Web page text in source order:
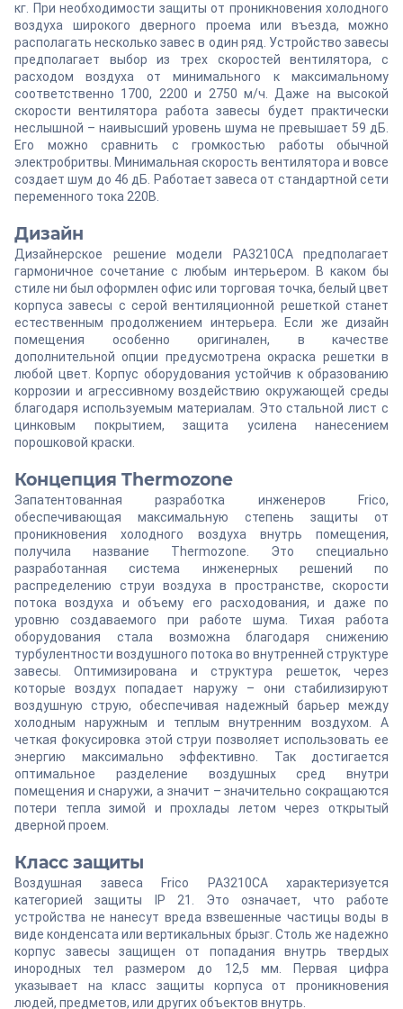
кг. При необходимости защиты от проникновения холодного
воздуха широкого дверного проема или въезда, можно
располагать несколько завес в один ряд. Устройство завесы
предполагает выбор из трех скоростей вентилятора, с
расходом воздуха от минимального к максимальному
соответственно 1700, 2200 и 2750 м/ч. Даже на высокой
скорости вентилятора работа завесы будет практически
неслышной – наивысший уровень шума не превышает 59 дБ.
Его можно сравнить с громкостью работы обычной
электробритвы. Минимальная скорость вентилятора и вовсе
создает шум до 46 дБ. Работает завеса от стандартной сети
переменного тока 220В.
Дизайн
Дизайнерское решение модели PA3210CA предполагает
гармоничное сочетание с любым интерьером. В каком бы
стиле ни был оформлен офис или торговая точка, белый цвет
корпуса завесы с серой вентиляционной решеткой станет
естественным продолжением интерьера. Если же дизайн
помещения особенно оригинален, в качестве
дополнительной опции предусмотрена окраска решетки в
любой цвет. Корпус оборудования устойчив к образованию
коррозии и агрессивному воздействию окружающей среды
благодаря используемым материалам. Это стальной лист с
цинковым покрытием, защита усилена нанесением
порошковой краски.
Концепция Thermozone
Запатентованная разработка инженеров Frico,
обеспечивающая максимальную степень защиты от
проникновения холодного воздуха внутрь помещения,
получила название Thermozone. Это специально
разработанная система инженерных решений по
распределению струи воздуха в пространстве, скорости
потока воздуха и объему его расходования, и даже по
уровню создаваемого при работе шума. Тихая работа
оборудования стала возможна благодаря снижению
турбулентности воздушного потока во внутренней структуре
завесы. Оптимизирована и структура решеток, через
которые воздух попадает наружу – они стабилизируют
воздушную струю, обеспечивая надежный барьер между
холодным наружным и теплым внутренним воздухом. А
четкая фокусировка этой струи позволяет использовать ее
энергию максимально эффективно. Так достигается
оптимальное разделение воздушных сред внутри
помещения и снаружи, а значит – значительно сокращаются
потери тепла зимой и прохлады летом через открытый
дверной проем.
Класс защиты
Воздушная завеса Frico PA3210CA характеризуется
категорией защиты IP 21. Это означает, что работе
устройства не нанесут вреда взвешенные частицы воды в
виде конденсата или вертикальных брызг. Столь же надежно
корпус завесы защищен от попадания внутрь твердых
инородных тел размером до 12,5 мм. Первая цифра
указывает на класс защиты корпуса от проникновения
людей, предметов, или других объектов внутрь.